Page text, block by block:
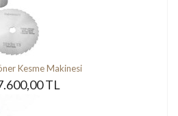
Kesme Makinesi
TL